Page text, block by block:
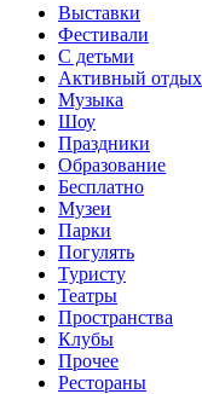
Выставки
Фестивали
С детьми
Активный отдых
Музыка
Шоу
Праздники
Образование
Бесплатно
Музеи
Парки
Погулять
Туристу
Театры
Пространства
Клубы
Прочее
Рестораны